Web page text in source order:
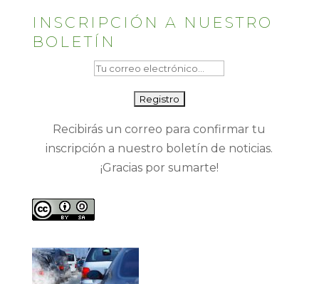
INSCRIPCIÓN A NUESTRO
BOLETÍN
Recibirás un correo para confirmar tu
inscripción a nuestro boletín de noticias.
¡Gracias por sumarte!